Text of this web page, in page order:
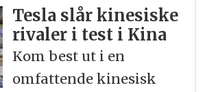
Tesla slår kinesiske
rivaler i test i Kina
Kom best ut i en
omfattende kinesisk